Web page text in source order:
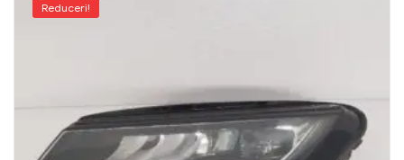
Reduceri!